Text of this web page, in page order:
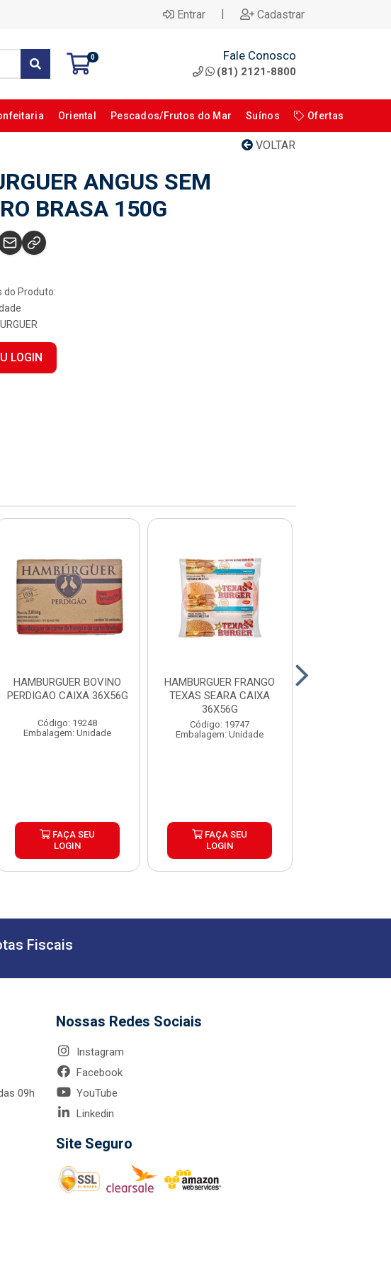
Entrar | Cadastrar
0 Fale Conosco
(81) 2121-8800
Oriental Pescados/Frutos do Mar Suínos Ofertas
VOLTAR
ANGUS SEM
BRASA 150G
do Produto:
LOGIN
HAMBURGUER BOVINO
PERDIGAO CAIXA 36X56G
Código: 19248
Embalagem: Unidade
FAÇA SEU
LOGIN
HAMBURGUER FRANGO
TEXAS SEARA CAIXA
36X56G
Código: 19747
Embalagem: Unidade
FAÇA SEU
LOGIN
Fiscais
09h
Nossas Redes Sociais
Instagram
Facebook
YouTube
Linkedin
Site Seguro